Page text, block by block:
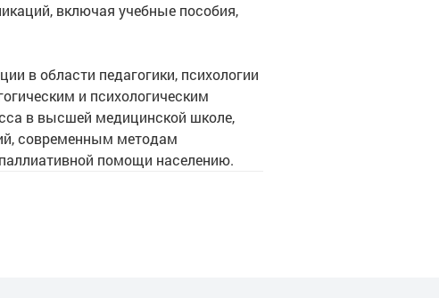
включая учебные пособия,
в области педагогики, психологии
и психологическим
в высшей медицинской школе,
современным методам
помощи населению.